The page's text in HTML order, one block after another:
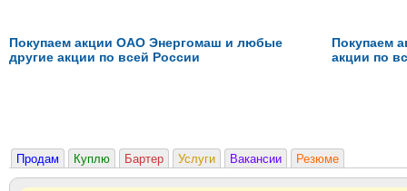
Покупаем акции ОАО Энергомаш и любые
другие акции по всей России
Покупаем
акции по
Продам Куплю Бартер Услуги Вакансии Резюме